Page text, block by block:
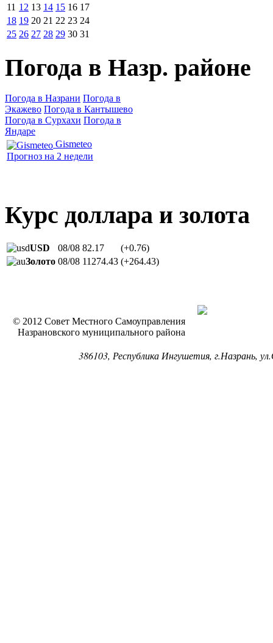
11 12 13 14 15 16 17
18 19 20 21 22 23 24
25 26 27 28 29 30 31
Погода в Назр. районе
Погода в Назрани Погода в
Экажево Погода в Кантышево
Погода в Сурхахи Погода в
Яндаре
Gismeteo
Прогноз на 2 недели
Курс доллара и золота
USD 08/08 82.17
(+0.76)
Золото 08/08 11274.43 (+264.43)
© 2012 Совет Местного Самоуправления
Назрановского муниципального района
386103, Республика Ингушетия, г.Назрань,